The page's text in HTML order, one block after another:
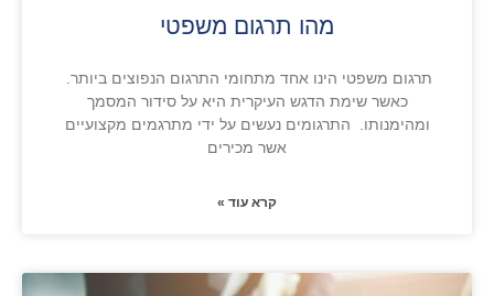
מהו תרגום משפטי
תרגום משפטי הינו אחד מתחומי התרגום הנפוצים ביותר.
כאשר שימת הדגש העיקרית היא על סידור המסמך
ומהימנותו. התרגומים נעשים על ידי מתרגמים מקצועיים
אשר מכירים
קרא עוד »